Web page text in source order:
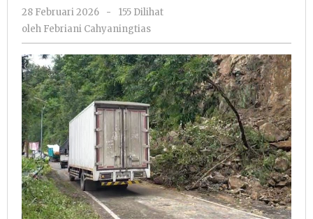
28 Februari 2026
oleh
Febriani
Cahyaningtias
-
155 Dilihat
oleh Febriani Cahyaningtias